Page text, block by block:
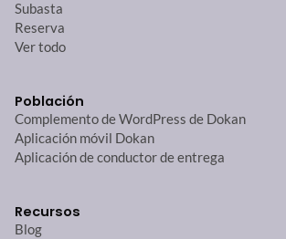
Subasta
Reserva
Ver todo
Población
Complemento de WordPress de Dokan
Aplicación móvil Dokan
Aplicación de conductor de entrega
Recursos
Blog